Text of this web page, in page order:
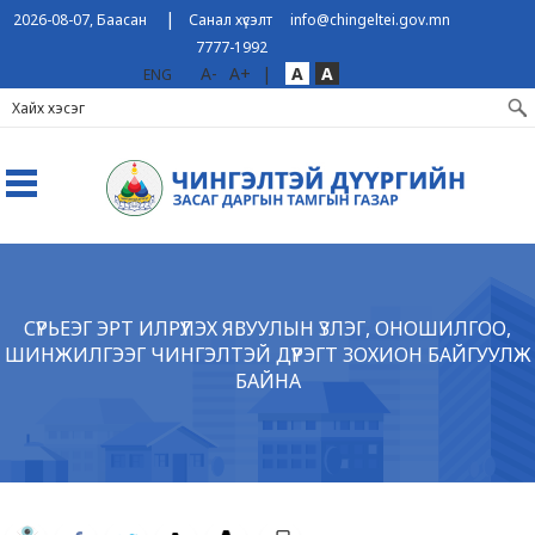
2026-08-07, Баасан |Санал хүсэлт
info@chingeltei.gov.mn
7777-1992
ENG
A- A+ | A A
СҮРЬЕЭГ ЭРТ ИЛРҮҮЛЭХ ЯВУУЛЫН ҮЗЛЭГ, ОНОШИЛГОО,
ШИНЖИЛГЭЭГ ЧИНГЭЛТЭЙ ДҮҮРЭГТ ЗОХИОН БАЙГУУЛЖ
БАЙНА